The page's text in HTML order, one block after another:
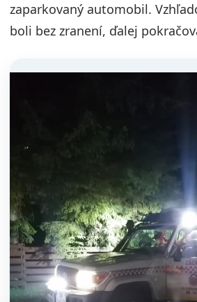
zaparkovaný automobil.
boli bez zranení, ďalej